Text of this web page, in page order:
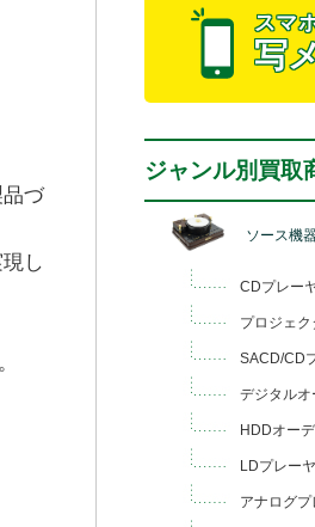
づ
し
スマ
写
ジャンル別買取
ソース機
CDプレー
プロジェク
SACD/CD
デジタルオ
HDDオー
LDプレー
アナログ